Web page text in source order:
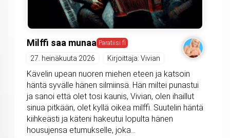
Milffi saa munaa Paratiisi fi
27. heinäkuuta 2026 Kirjoittaja: Vivian
Kävelin upean nuoren miehen eteen ja katsoin
häntä syvälle hänen silmiinsä. Hän miltei punastui
ja sanoi että olet tosi kaunis, Vivian, olen ihaillut
sinua pitkään, olet kyllä oikea milffi. Suutelin häntä
kiihkeästi ja käteni hakeutui lopulta hänen
housujensa etumukselle, joka...